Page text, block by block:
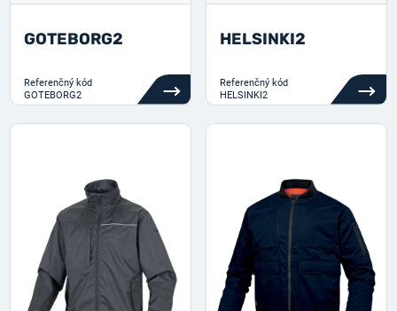
GOTEBORG2
Referenčný kód
GOTEBORG2
HELSINKI2
Referenčný kód
HELSINKI2